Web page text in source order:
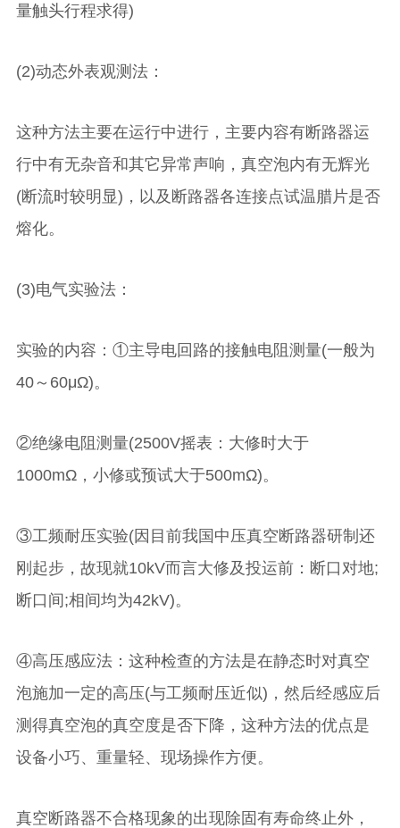
量触头行程求得)
(2)动态外表观测法：
这种方法主要在运行中进行，主要内容有断路器运
行中有无杂音和其它异常声响，真空泡内有无辉光
(断流时较明显)，以及断路器各连接点试温腊片是否
熔化。
(3)电气实验法：
实验的内容：①主导电回路的接触电阻测量(一般为
40～60μΩ)。
②绝缘电阻测量(2500V摇表：大修时大于
1000mΩ，小修或预试大于500mΩ)。
③工频耐压实验(因目前我国中压真空断路器研制还
刚起步，故现就10kV而言大修及投运前：断口对地;
断口间;相间均为42kV)。
④高压感应法：这种检查的方法是在静态时对真空
泡施加一定的高压(与工频耐压近似)，然后经感应后
测得真空泡的真空度是否下降，这种方法的优点是
设备小巧、重量轻、现场操作方便。
真空断路器不合格现象的出现除固有寿命终止外，